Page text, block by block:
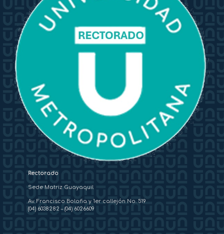
Rectorado
Sede Matriz Guayaquil
Av. Francisco Boloña y 1er callejón No. 519
(04) 6038282 –(04) 6026609